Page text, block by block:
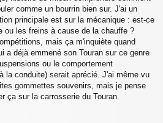
comme un bourrin bien sur. J'ai un
principale est sur la mécanique : est-ce
ou les freins à cause de la chauffe ?
mais ça m'inquiète quand
a déjà emmené son Touran sur ce genre
ou le comportement
la conduite) serait aprécié. J'ai même vu
gommettes souvenirs, mais je pense
ça sur la carrosserie du Touran.